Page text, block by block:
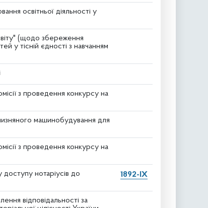
освітньої діяльності у
(щодо збереження
у тісній єдності з навчанням
з проведення конкурсу на
машинобудування для
з проведення конкурсу на
нотаріусів до
1892-IX
відповідальності за